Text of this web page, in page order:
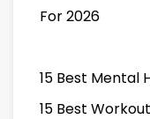
For 2026
15 Best Mental
15 Best